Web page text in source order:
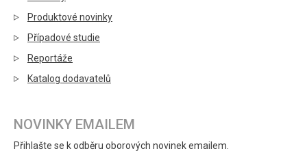
Produktové novinky
Případové studie
Reportáže
Katalog dodavatelů
NOVINKY EMAILEM
Přihlašte se k odběru oborových novinek emailem.